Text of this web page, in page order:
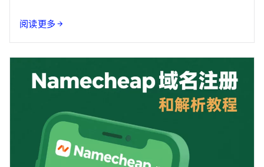
阅读更多